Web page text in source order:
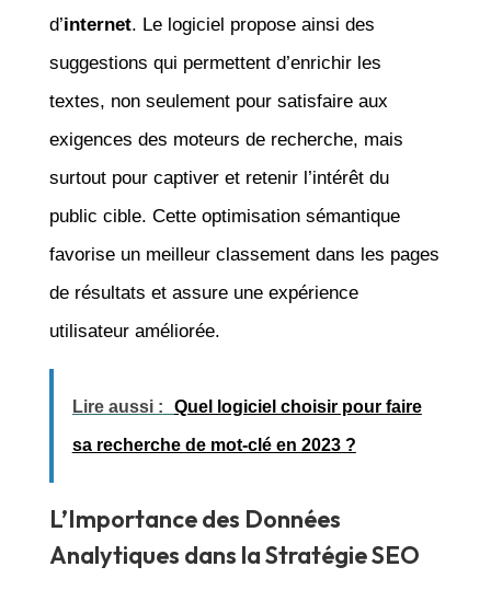
d’internet. Le logiciel propose ainsi des
suggestions qui permettent d’enrichir les
textes, non seulement pour satisfaire aux
exigences des moteurs de recherche, mais
surtout pour captiver et retenir l’intérêt du
public cible. Cette optimisation sémantique
favorise un meilleur classement dans les pages
de résultats et assure une expérience
utilisateur améliorée.
Lire aussi : Quel logiciel choisir pour faire
sa recherche de mot-clé en 2023 ?
L’Importance des Données
Analytiques dans la Stratégie SEO